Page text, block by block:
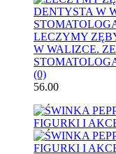
LECZYMY
W WALIZCE.
(0)
56.00